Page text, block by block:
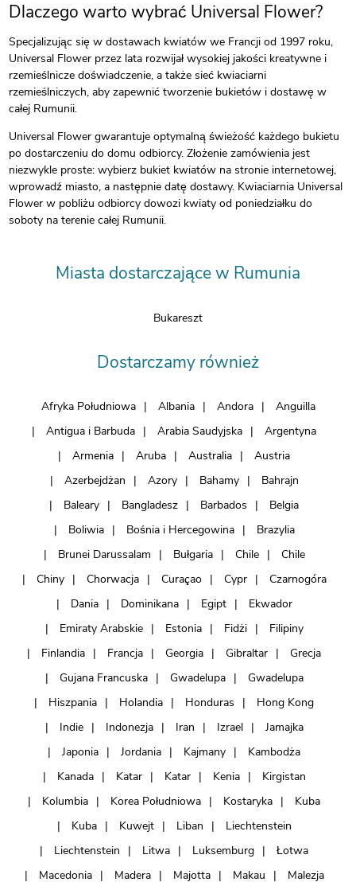
Dlaczego warto wybrać Universal Flower?
Specjalizując się w dostawach kwiatów we Francji od 1997 roku,
Universal Flower przez lata rozwijał wysokiej jakości kreatywne i
rzemieślnicze doświadczenie, a także sieć kwiaciarni
rzemieślniczych, aby zapewnić tworzenie bukietów i dostawę w
całej Rumunii.
Universal Flower gwarantuje optymalną świeżość każdego bukietu
po dostarczeniu do domu odbiorcy. Złożenie zamówienia jest
niezwykle proste: wybierz bukiet kwiatów na stronie internetowej,
wprowadź miasto, a następnie datę dostawy. Kwiaciarnia Universal
Flower w pobliżu odbiorcy dowozi kwiaty od poniedziałku do
soboty na terenie całej Rumunii.
Miasta dostarczające w Rumunia
Bukareszt
Dostarczamy również
Afryka Południowa Albania Andora
Anguilla
Antigua i Barbuda
Arabia Saudyjska
Argentyna
Armenia
Aruba Australia
Austria
Azerbejdżan
Azory Bahamy
Bahrajn
Baleary
Bangladesz Barbados
Belgia
Boliwia
Bośnia i Hercegowina
Brazylia
Brunei Darussalam
Bułgaria Chile
Chile
Chiny
Chorwacja Curaçao Cypr
Czarnogóra
Dania
Dominikana Egipt
Ekwador
Emiraty Arabskie
Estonia Fidżi
Filipiny
Finlandia
Francja Georgia Gibraltar
Grecja
Gujana Francuska
Gwadelupa
Gwadelupa
Hiszpania
Holandia Honduras
Hong Kong
Indie
Indonezja Iran Izrael
Jamajka
Japonia
Jordania Kajmany
Kambodża
Kanada
Katar Katar Kenia
Kirgistan
Kolumbia
Korea Południowa Kostaryka
Kuba
Kuba
Kuwejt Liban
Liechtenstein
Liechtenstein
Litwa Luksemburg
Łotwa
Macedonia
Madera Majotta Makau Malezja